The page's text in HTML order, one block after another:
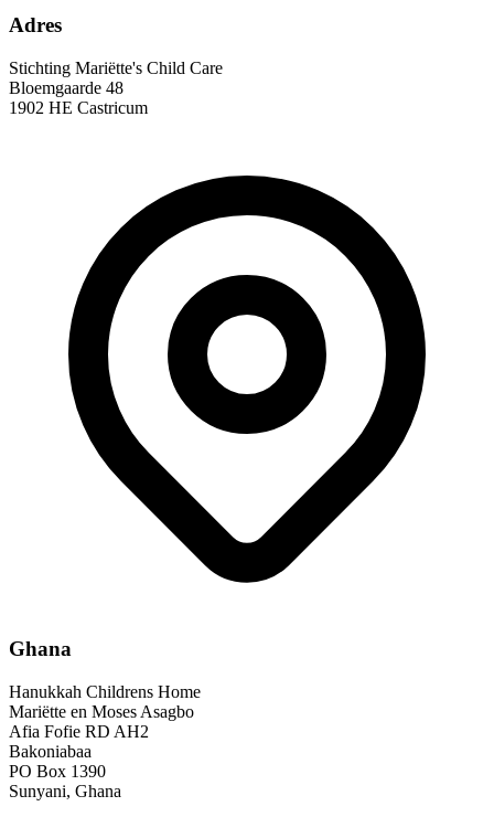
Adres
Stichting Mariëtte's Child Care
Bloemgaarde 48
1902 HE Castricum
Ghana
Hanukkah Childrens Home
Mariëtte en Moses Asagbo
Afia Fofie RD AH2
Bakoniabaa
PO Box 1390
Sunyani, Ghana